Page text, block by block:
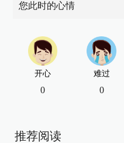
您此时的心情
开心
0
难过
0
推荐阅读